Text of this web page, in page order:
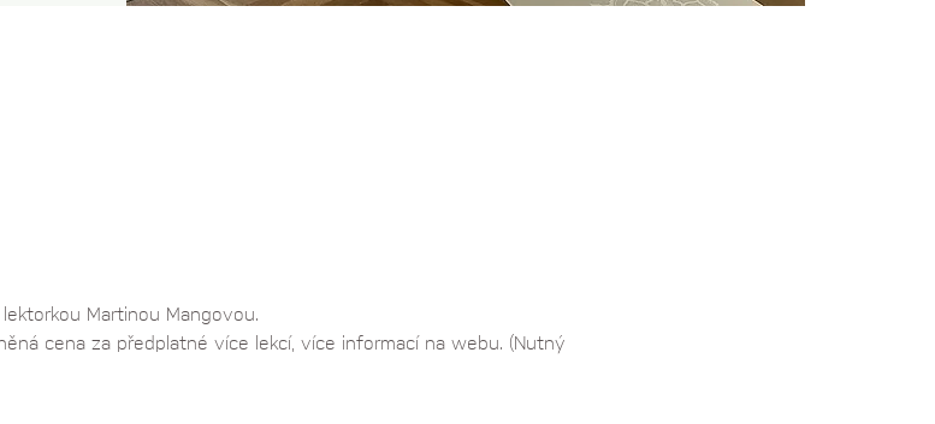
Martinou Mangovou.
cena za předplatné více lekcí, více informací na webu. (Nutný